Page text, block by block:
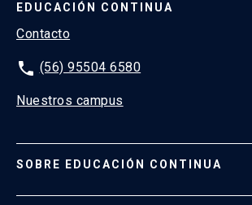
EDUCACIÓN CONTINUA
Contacto
phone (56) 95504 6580
Nuestros campus
SOBRE EDUCACIÓN CONTINUA